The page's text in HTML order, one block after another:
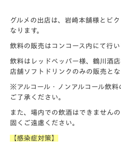
グルメの出店は、岩崎本舗様とビ
なります。
飲料の販売はコンコース内にて行い
飲料はレッドペッパー様、鶴川酒
店舗ソフトドリンクのみの販売とな
※アルコール・ノンアルコール飲料
ご了承ください。
また、場内での飲酒はできません
固くご遠慮ください。
【感染症対策】